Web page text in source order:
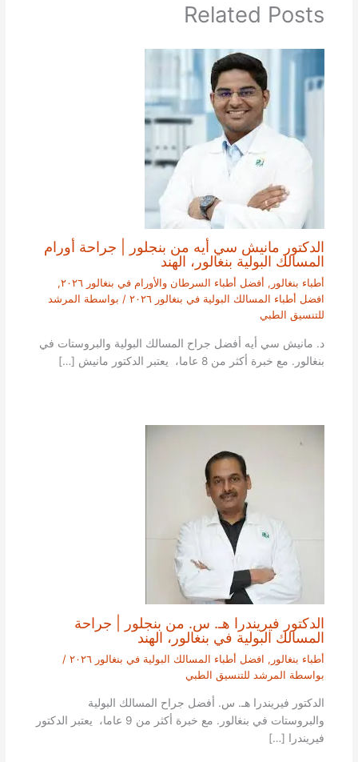
Related Posts
الدكتور مانيش سي أيه من بنجلور | جراحة أورام
المسالك البولية بنغالور، الهند
أطباء بنغالور , أفضل أطباء السرطان والأورام في بنغالور ٢٠٢٦
,
افضل أطباء المسالك البولية في بنغالور ٢٠٢٦
/ بواسطة المرشد
للتنسيق الطبي
د. مانيش سي أيه أفضل جراح المسالك البولية والبروستات في
بنغالور. مع خبرة أكثر من 8 عاما، يعتبر الدكتور مانيش […]
الدكتور فيريندرا هـ. س. من بنجلور | جراحة
المسالك البولية في بنغالور، الهند
أطباء بنغالور , افضل أطباء المسالك البولية في بنغالور ٢٠٢٦
/
بواسطة المرشد للتنسيق الطبي
الدكتور فيريندرا هـ. س. أفضل جراح المسالك البولية
والبروستات في بنغالور. مع خبرة أكثر من 9 عاما، يعتبر الدكتور
فيريندرا […]